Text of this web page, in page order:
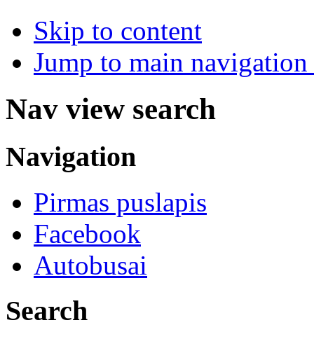
Skip to content
Jump to main
Nav view search
Navigation
Pirmas puslapis
Facebook
Autobusai
Search